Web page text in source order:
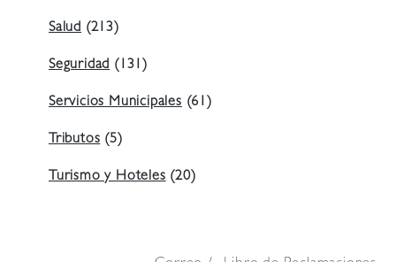
Salud (213)
Seguridad(131)
Servicios Municipales(61)
Tributos(5)
Turismo y Hoteles(20)